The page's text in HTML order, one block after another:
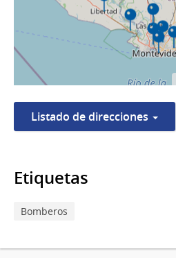
Listado de direcciones
Etiquetas
Bomberos